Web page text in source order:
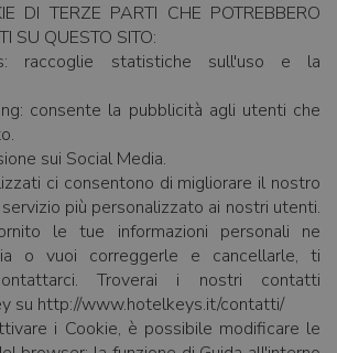
DI TERZE PARTI CHE POTREBBERO
SU QUESTO SITO:
raccoglie statistiche sull'uso e la
consente la pubblicità agli utenti che
sui Social Media.
ci consentono di migliorare il nostro
più personalizzato ai nostri utenti.
le tue informazioni personali ne
o vuoi correggerle e cancellarle, ti
Troverai i nostri contatti
su http://www.hotelkeys.it/contatti/
i Cookie, è possibile modificare le